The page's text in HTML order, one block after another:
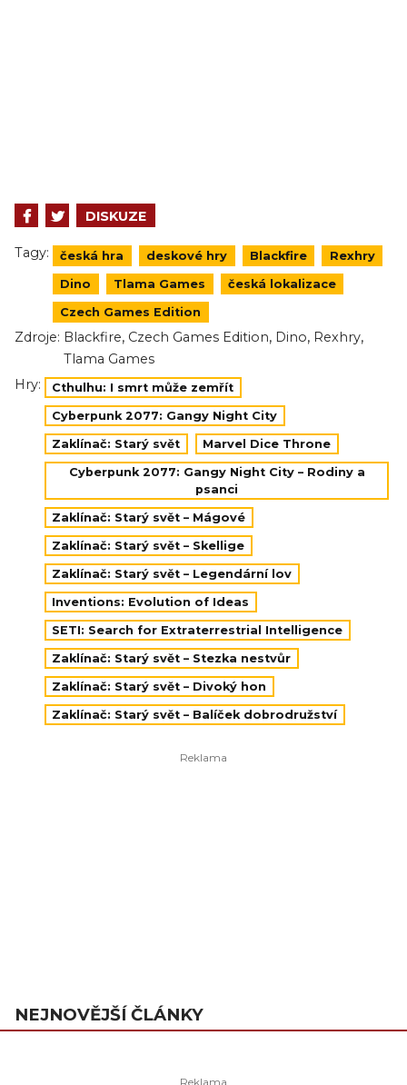
DISKUZE
Tagy: česká hra deskové hry Blackfire Rexhry
Dino Tlama Games česká lokalizace
Czech Games Edition
Zdroje: Blackfire, Czech Games Edition, Dino, Rexhry,
Tlama Games
Hry:
Cthulhu: I smrt může zemřít
Cyberpunk 2077: Gangy Night City
Zaklínač: Starý svět Marvel Dice Throne
Cyberpunk 2077: Gangy Night City – Rodiny a
psanci
Zaklínač: Starý svět – Mágové
Zaklínač: Starý svět – Skellige
Zaklínač: Starý svět – Legendární lov
Inventions: Evolution of Ideas
SETI: Search for Extraterrestrial Intelligence
Zaklínač: Starý svět – Stezka nestvůr
Zaklínač: Starý svět – Divoký hon
Zaklínač: Starý svět – Balíček dobrodružství
NEJNOVĚJŠÍ ČLÁNKY